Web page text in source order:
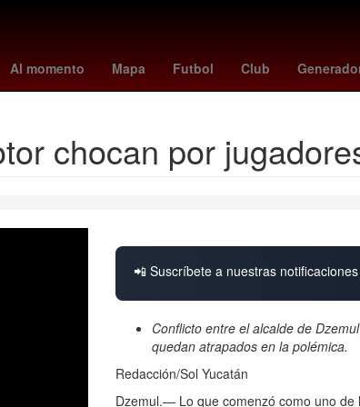
Al momento Mapa Futbol Club
Rockets Dallas Cowboys minnesota - juárez
chocan por
📲 Suscríbete a nuestras
Conflicto entre el alcalde de
quedan atrapados en la polémica.
Redacción/Sol Yucatán
Dzemul.— Lo que comenzó como uno de